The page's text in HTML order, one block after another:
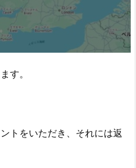
す。
トをいただき、それには返